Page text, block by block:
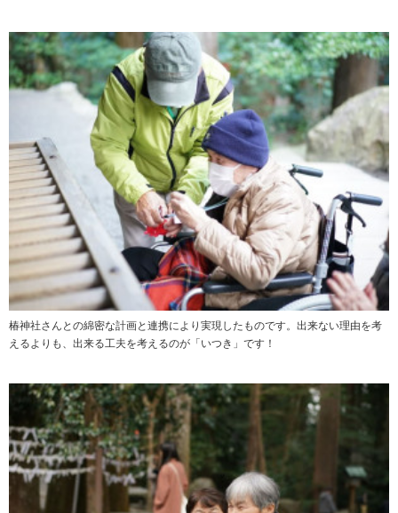
椿神社さんとの綿密な計画と連携により実現したものです。出来ない理由を考
えるよりも、出来る工夫を考えるのが「いつき」です！